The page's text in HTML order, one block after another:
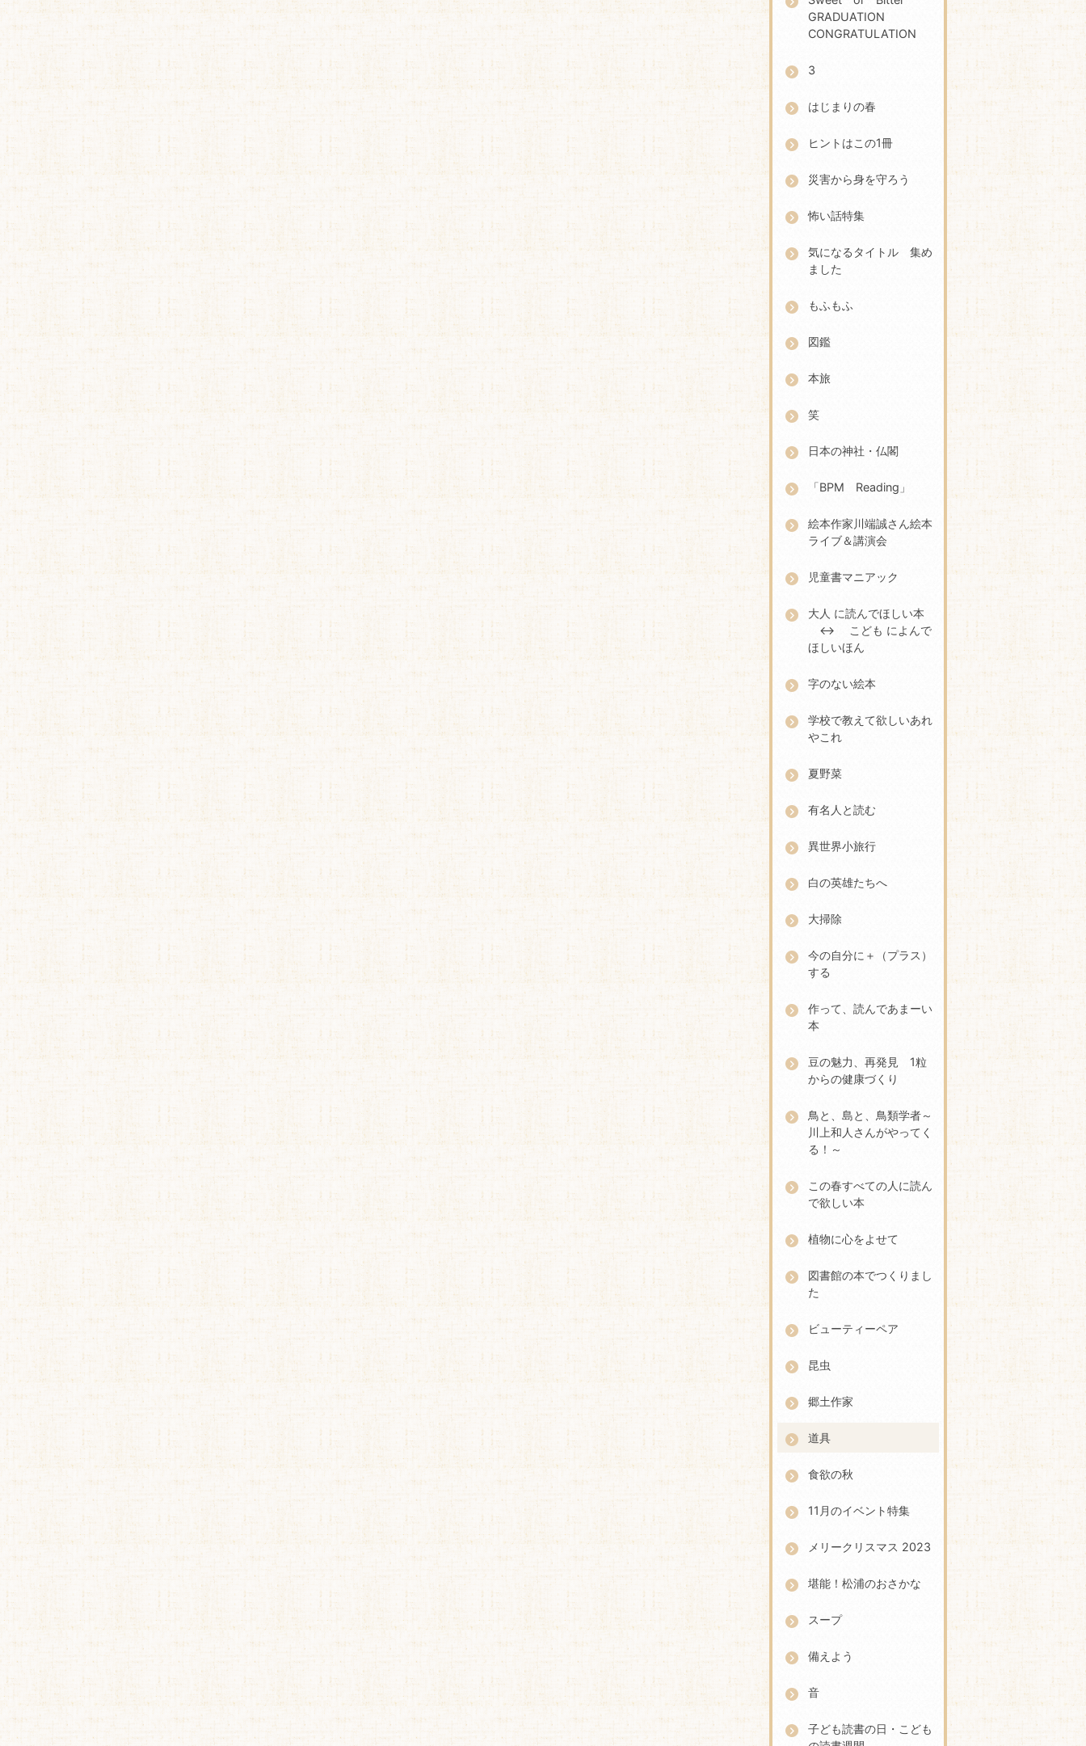
GRADUATION
CONGRATULATION
3
はじまりの春
ヒントはこの1冊
災害から身を守ろう
怖い話特集
気になるタイトル 集め
ました
もふもふ
図鑑
本旅
笑
日本の神社・仏閣
「BPM Reading」
絵本作家川端誠さん絵本
ライブ＆講演会
児童書マニアック
大人 に読んでほしい本
↔ こども によんで
ほしいほん
字のない絵本
学校で教えて欲しいあれ
やこれ
夏野菜
有名人と読む
異世界小旅行
白の英雄たちへ
大掃除
今の自分に＋（プラス）
する
作って、読んであまーい
本
豆の魅力、再発見 1粒
からの健康づくり
鳥と、島と、鳥類学者～
川上和人さんがやってく
る！～
この春すべての人に読ん
で欲しい本
植物に心をよせて
図書館の本でつくりまし
た
ビューティーペア
昆虫
郷土作家
道具
食欲の秋
11月のイベント特集
メリークリスマス 2023
堪能！松浦のおさかな
スープ
備えよう
音
子ども読書の日・こども